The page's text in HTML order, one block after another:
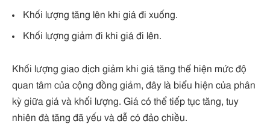
Khối lượng tăng lên khi giá đi xuống.
Khối lượng giảm đi khi giá đi lên.
Khối lượng giao dịch giảm khi giá tăng thể hiện mức độ
quan tâm của cộng đồng giảm, đây là biểu hiện của phân
kỳ giữa giá và khối lượng. Giá có thể tiếp tục tăng, tuy
nhiên đà tăng đã yếu và dễ có đảo chiều.